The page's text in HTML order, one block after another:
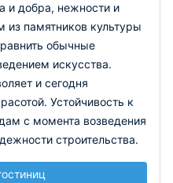
и добра, нежности и
из памятников культуры
обычные
искусства.
и сегодня
Устойчивость к
с момента возведения
строительства.